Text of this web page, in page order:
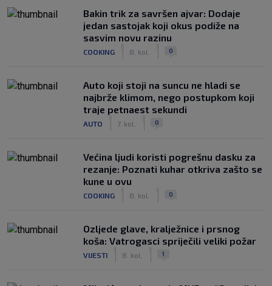
Bakin trik za savršen ajvar: Dodaje
jedan sastojak koji okus podiže na
sasvim novu razinu
COOKING 8. kol. 0
Auto koji stoji na suncu ne hladi se
najbrže klimom, nego postupkom koji
traje petnaest sekundi
AUTO 7. kol. 0
Većina ljudi koristi pogrešnu dasku za
rezanje: Poznati kuhar otkriva zašto se
kune u ovu
COOKING 8. kol. 0
Ozljede glave, kralježnice i prsnog
koša: Vatrogasci spriječili veliki požar
VIJESTI 8. kol. 1